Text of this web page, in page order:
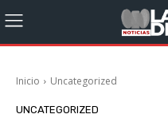
Inicio Uncategorized
UNCATEGORIZED